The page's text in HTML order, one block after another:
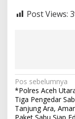
Post Views:
N
a
v
Pos sebelumnya
*Polres Aceh
Tiga Pengedar
Tanjung Ara,
Paket Sabu Siap